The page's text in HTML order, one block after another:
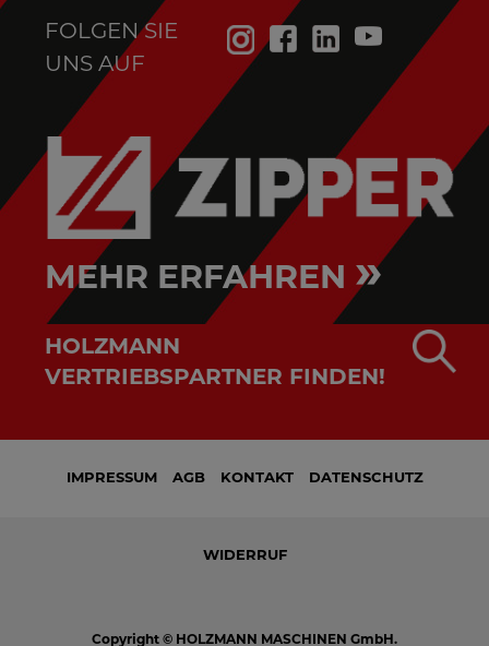
FOLGEN SIE
UNS AUF
MEHR ERFAHREN »
HOLZMANN
VERTRIEBSPARTNER FINDEN!
IMPRESSUM AGB KONTAKT DATENSCHUTZ
WIDERRUF
Copyright © HOLZMANN MASCHINEN GmbH.